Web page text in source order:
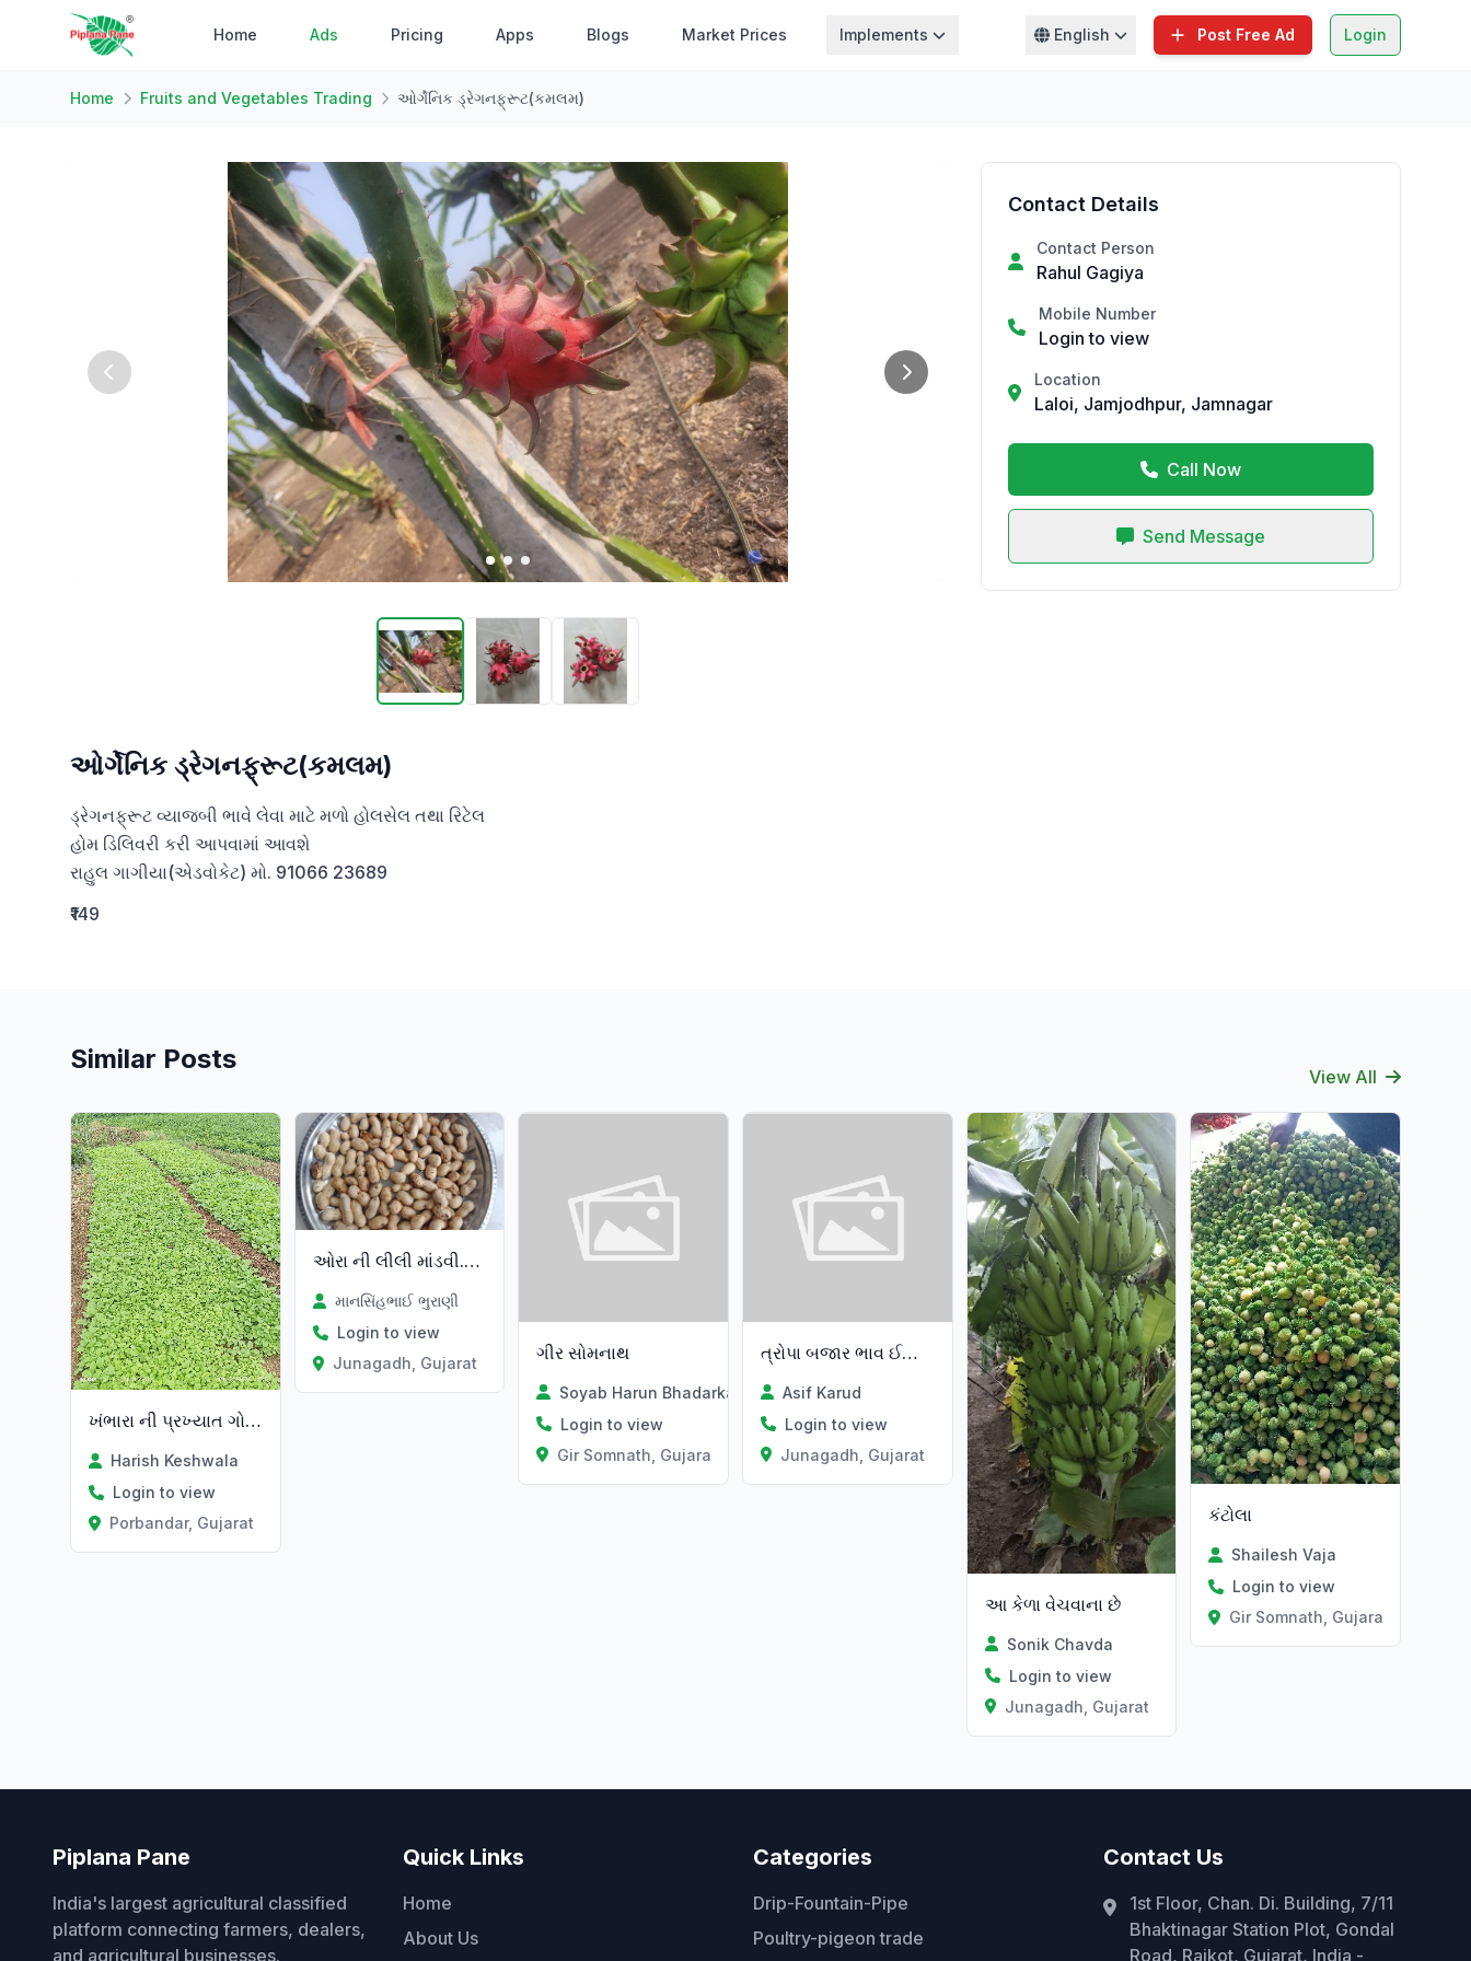
Home Ads Pricing Apps Blogs Market Prices Implements English Post Free Ad Login
Home Fruits and Vegetables Trading ઓર્ગેનિક ડ્રેગનફ્રૂટ(કમલમ)
ઓર્ગેનિક ડ્રેગનફ્રૂટ(કમલમ)
ડ્રેગનફ્રૂટ વ્યાજબી ભાવે લેવા માટે મળો હોલસેલ તથા રિટેલ
હોમ ડિલિવરી કરી આપવામાં આવશે
રાહુલ ગાગીયા(એડવોકેટ) મો. 91066 23689
₹149
Contact Details
Contact Person
Rahul Gagiya
Mobile Number
Login to view
Location
Laloi, Jamjodhpur, Jamnagar
Call Now
Send Message
Similar Posts
View All
ખંભારા ની પ્રખ્યાત ગોટી રીંગણ
Harish Keshwala
Login to view
Porbandar, Gujarat
ઓરા ની લીલી માંડવી.વેચવાની છે.
માનસિંહભાઈ ભુરાણી
Login to view
Junagadh, Gujarat
ગીર સોમનાથ
Soyab Harun Bhadarka
Login to view
Gir Somnath, Gujarat
ત્રોપા બજાર ભાવ ઈજારો એકભાવ
Asif Karud
Login to view
Junagadh, Gujarat
આ કેળા વેચવાના છે
Sonik Chavda
Login to view
Junagadh, Gujarat
કંટોલા
Shailesh Vaja
Login to view
Gir Somnath, Gujarat
Piplana Pane
India's largest agricultural classified
platform connecting farmers, dealers,
and agricultural businesses.
Quick Links
Home
About Us
Categories
Drip-Fountain-Pipe
Poultry-pigeon trade
Contact Us
1st Floor, Chan. Di. Building, 7/11
Bhaktinagar Station Plot, Gondal
Road, Rajkot, Gujarat, India -